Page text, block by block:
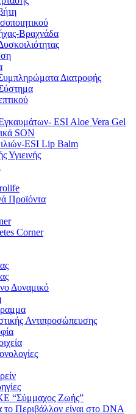
Βραχνάδα
Διατροφής
ESI Aloe Vera Gel
SON
ESI Lip Balm
Υγιεινής
Προϊόντα
Corner
Δυναμικό
Αντιπροσώπευσης
“Σύμμαχος Ζωής”
το Περιβάλλον είναι στο DNA